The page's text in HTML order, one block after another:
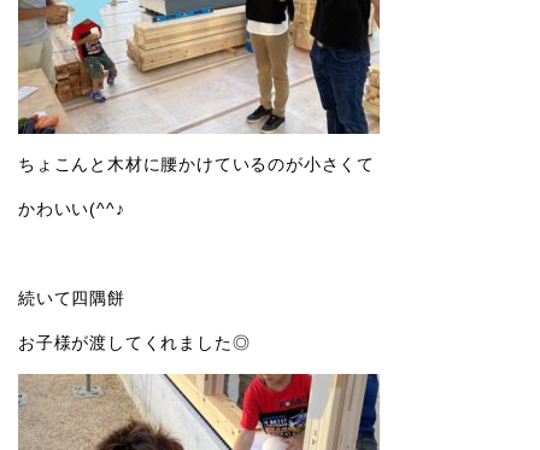
ちょこんと木材に腰かけているのが小さくて
かわいい(^^♪
続いて四隅餅
お子様が渡してくれました◎